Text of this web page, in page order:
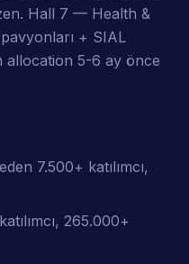
Hall 7 — Health &
+ SIAL
allocation 5-6 ay önce
7.500+ katılımcı,
265.000+